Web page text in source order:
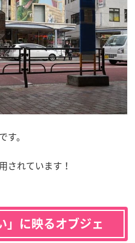
す。
されています！
」に映るオブジェ